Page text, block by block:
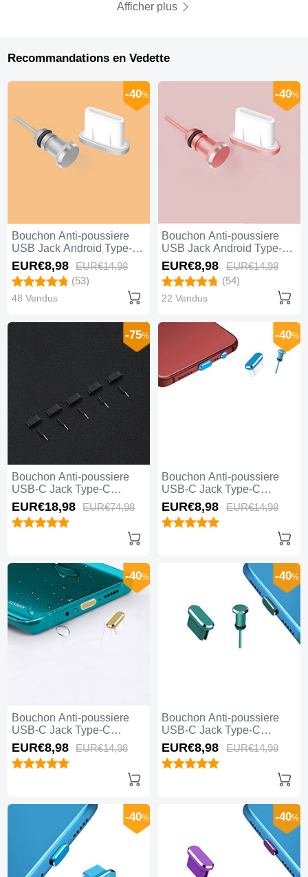
Afficher plus
Recommandations en Vedette
Bouchon Anti-poussiere
USB Jack Android Type-C
Universel Argent
-40%
EUR€8,98 EUR€14,98
(53)
48 Vendus
Bouchon Anti-poussiere
USB Jack Android Type-C
Universel Or Rose
-40%
EUR€8,98 EUR€14,98
(54)
22 Vendus
Bouchon Anti-poussiere
USB-C Jack Type-C
Universel 5PCS H02 Noir
-75%
EUR€18,98 EUR€74,98
Bouchon Anti-poussiere
USB-C Jack Type-C
Universel H17 Bleu
-40%
EUR€8,98 EUR€14,98
Bouchon Anti-poussiere
USB-C Jack Type-C
Universel H16 Or
-40%
EUR€8,98 EUR€14,98
Bouchon Anti-poussiere
USB-C Jack Type-C
Universel H15 Vert
-40%
EUR€8,98 EUR€14,98
-40% -40%